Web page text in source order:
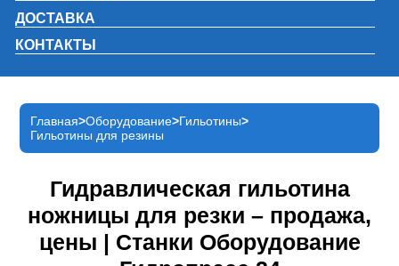
ДОСТАВКА
КОНТАКТЫ
Главная Оборудование Гильотины
Гильотины для резины
Гидравлическая гильотина
ножницы для резки – продажа,
цены | Станки Оборудование